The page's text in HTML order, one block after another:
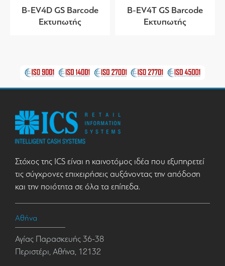
B-EV4D GS Barcode
Εκτυπωτής
B-EV4T GS Barcode
Εκτυπωτής
Στόχος της ICS είναι η καινοτόμος ιδέα που εξυπηρετεί
τις σύγχρονες επιχειρήσεις αυξάνοντας την απόδοση
και την ποιότητα σε όλα τα επίπεδα.
Αθήνα
Αγίας Παρασκευής 36-38
Περιστέρι, Αθήνα, 12132